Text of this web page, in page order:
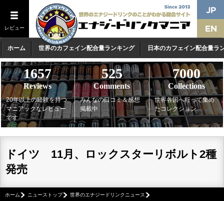
レビュー
ホーム 世界のカフェイン配合量ランキング 日本のカフェイン配合量ラ
1657
Reviews
20年以上の経験を持つ
マニアックなレビュー
です
525
Comments
みんなの口コミ＆感想
掲載中
7000
Collections
世界各国へ行って集め
たコレクション
ドイツ 11月、ロックスターリボルト2種
発売
ホーム ニューストップ
世界のエナジードリンクニュース